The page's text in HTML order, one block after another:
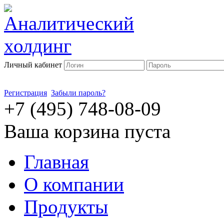
Личный кабинет
Регистрация Забыли пароль?
+7 (495) 748-08-09
Ваша корзина пуста
Главная
О компании
Продукты